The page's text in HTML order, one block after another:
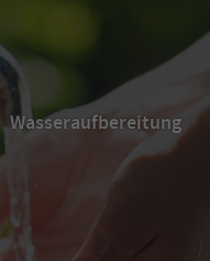
Wasseraufbereitung